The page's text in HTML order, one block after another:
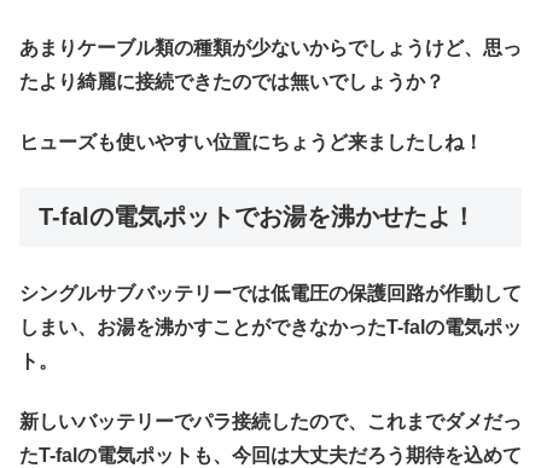
あまりケーブル類の種類が少ないからでしょうけど、思っ
たより綺麗に接続できたのでは無いでしょうか？
ヒューズも使いやすい位置にちょうど来ましたしね！
T-falの電気ポットでお湯を沸かせたよ！
シングルサブバッテリーでは低電圧の保護回路が作動して
しまい、お湯を沸かすことができなかったT-falの電気ポッ
ト。
新しいバッテリーでパラ接続したので、これまでダメだっ
たT-falの電気ポットも、今回は大丈夫だろう期待を込めて